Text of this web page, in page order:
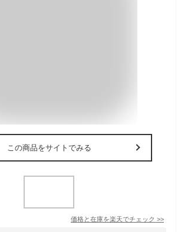
この商品をサイトでみる
価格と在庫を楽天でチェック >>